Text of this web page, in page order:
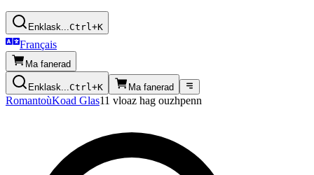
Enklask...Ctrl+K
Français
Ma fanerad
Enklask...Ctrl+K Ma fanerad
RomantoùKoad Glas11 vloaz hag ouzhpenn